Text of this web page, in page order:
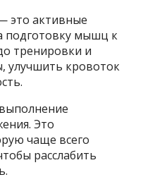
это активные
подготовку мышц к
тренировки и
улучшить кровоток
Это
чаще всего
расслабить